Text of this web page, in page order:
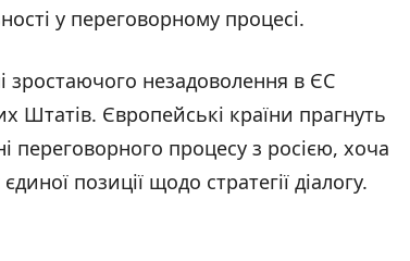
у переговорному процесі.
зростаючого незадоволення в ЄС
Європейські країни прагнуть
переговорного процесу з росією, хоча
позиції щодо стратегії діалогу.